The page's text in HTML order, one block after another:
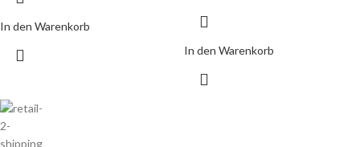
In den Warenkorb
In den Warenkorb